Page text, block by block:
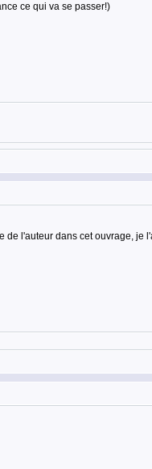
ce qui va se passer!)
l'auteur dans cet ouvrage, je